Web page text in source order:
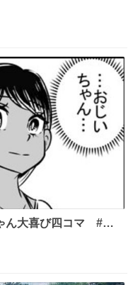
ん大喜び四コマ #四
ッシュタグ